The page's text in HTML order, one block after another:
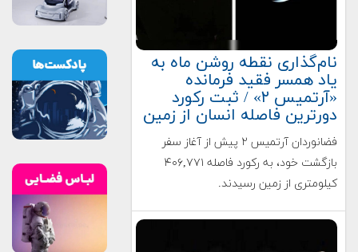
نام‌گذاری نقطه روشن ماه به
یاد همسر فقید فرمانده
«آرتمیس ۲» / ثبت رکورد
دورترین فاصله انسان از زمین
فضانوردان آرتمیس ۲ پیش از آغاز سفر
بازگشت خود، به رکورد فاصله ۴۰۶,۷۷۱
کیلومتری از زمین رسیدند.